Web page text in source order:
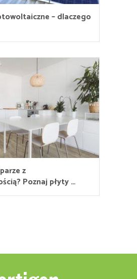
– dlaczego
z
Poznaj płyty …